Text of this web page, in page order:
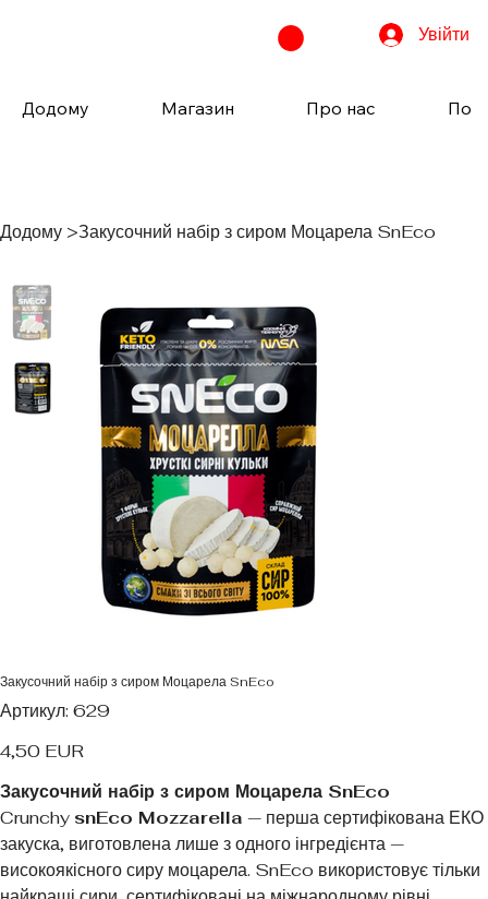
Увійти
Додому Магазин Про нас
Додому >Закусочний набір з сиром Моцарела SnEco
Закусочний набір з сиром Моцарела SnEco
Артикул:
Артикул
629
629
Ціна
4,50 EUR
Закусочний набір з сиром Моцарела SnEco
Crunchy snEco Mozzarella — перша сертифікована ЕКО
закуска, виготовлена лише з одного інгредієнта —
високоякісного сиру моцарела. SnEco використовує тільки